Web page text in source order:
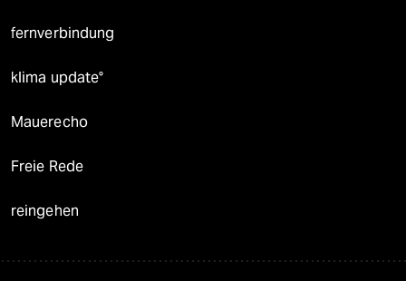
fernverbindung
klima update°
Mauerecho
Freie Rede
reingehen